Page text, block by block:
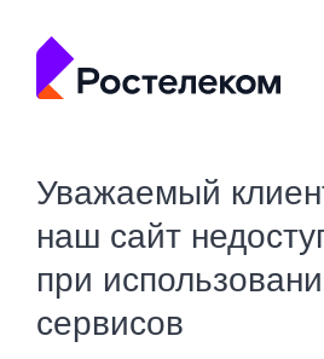
Уважаемый
наш сайт
при
сервисов